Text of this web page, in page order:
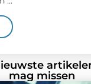
mag missen